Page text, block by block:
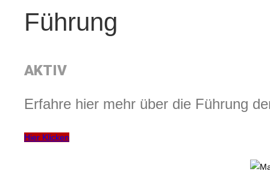
Führung
AKTIV
Erfahre hier mehr über die Führung
Hier Klicken